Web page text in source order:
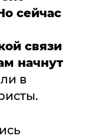
сейчас
связи
начнут
в